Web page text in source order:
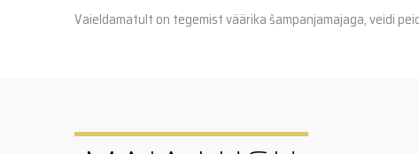
Vaieldamatult on tegemist väärika šampanjamajaga, veidi